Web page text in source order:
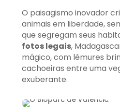
O paisagismo inovador
animais em liberdade,
que segregam seus
fotos legais,
mágico, com lêmures
cachoeiras entre uma
exuberante.